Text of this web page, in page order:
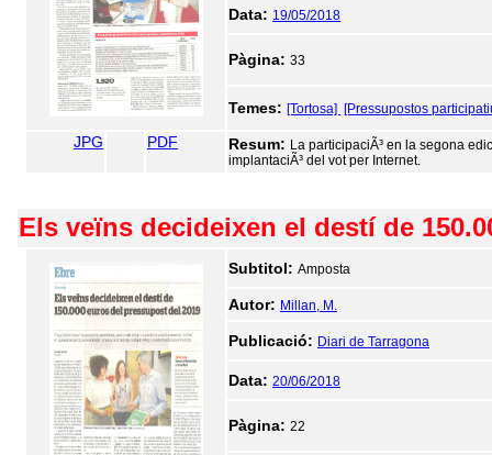
Data: 19/05/2018
Pàgina: 33
Temes: [Tortosa] [Pressupostos
JPG PDF Resum: La participaciÃ³ en la segona
implantaciÃ³ del vot per Internet.
Els veïns decideixen el destí de
Subtitol: Amposta
Autor: Millan, M.
Publicació: Diari de Tarragona
Data: 20/06/2018
Pàgina: 22